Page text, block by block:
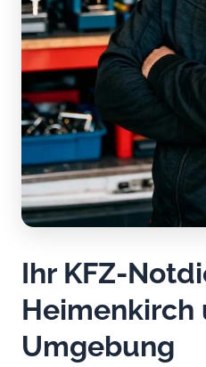
Ihr KFZ-
Heimenkirch
Umgebung